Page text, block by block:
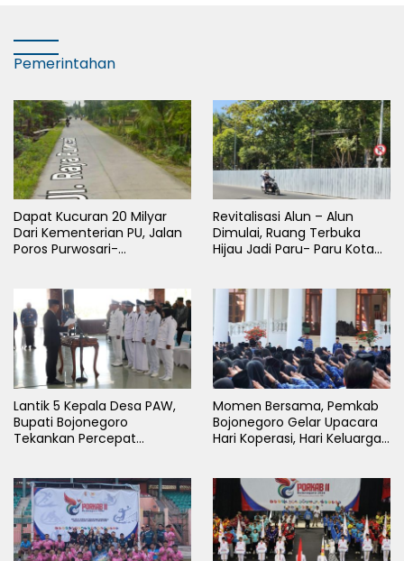
Pemerintahan
Dapat Kucuran 20 Milyar
Dari Kementerian PU, Jalan
Poros Purwosari-
Revitalisasi Alun – Alun
Dimulai, Ruang Terbuka
Hijau Jadi Paru- Paru Kota
Lantik 5 Kepala Desa PAW,
Bupati Bojonegoro
Tekankan Percepat
Momen Bersama, Pemkab
Bojonegoro Gelar Upacara
Hari Koperasi, Hari Keluarga